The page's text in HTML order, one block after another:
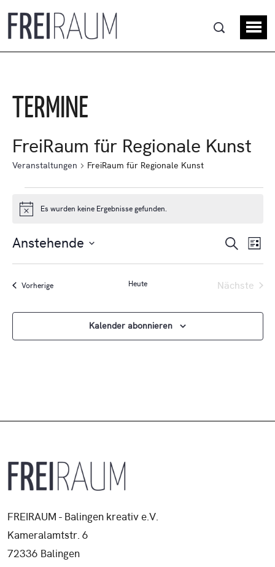
TERMINE
FreiRaum für Regionale Kunst
Veranstaltungen FreiRaum für Regionale Kunst
Hinweis
Es wurden keine Ergebnisse gefunden.
Suche
Liste
Anstehende
Datum
VorherigeVeranstaltungen Heute
Nächste
Kalender abonnieren
FREIRAUM - Balingen kreativ e.V.
Kameralamtstr. 6
72336 Balingen